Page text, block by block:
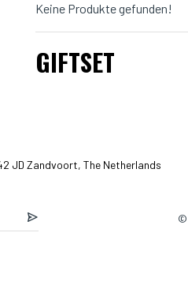
Keine Produkte gefunden!
GIFTSET
JD Zandvoort, The Netherlands
©